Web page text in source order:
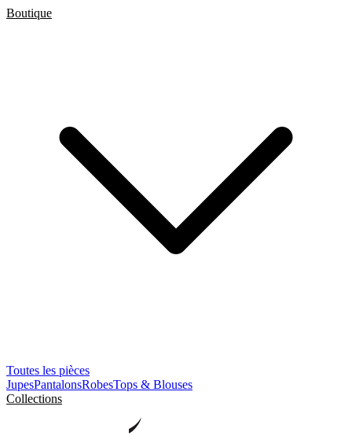
Boutique
Toutes les pièces
JupesPantalonsRobesTops & Blouses
Collections